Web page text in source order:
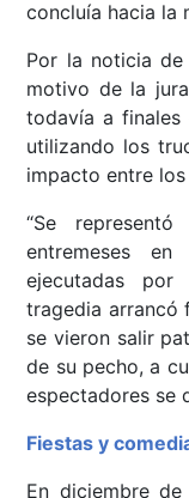
concluía hacia la
Por la noticia
motivo de la
todavía a finales
utilizando los
impacto entre
“Se
entremeses
ejecutadas
tragedia arrancó
se vieron salir
de su pecho, a
espectadores se
Fiestas y
En diciembre